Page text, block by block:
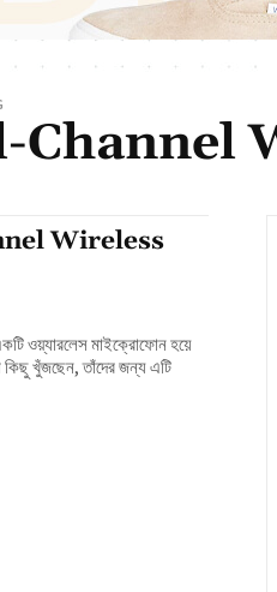
Channel
Wireless
ওয়্যারলেস মাইক্রোফোন হয়ে
কিছু খুঁজছেন, তাঁদের জন্য এটি